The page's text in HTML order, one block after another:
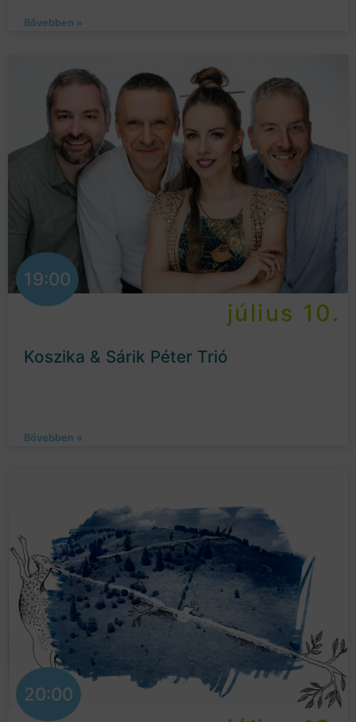
Bővebben »
19:00
július 10.
Koszika & Sárik Péter Trió
Bővebben »
20:00